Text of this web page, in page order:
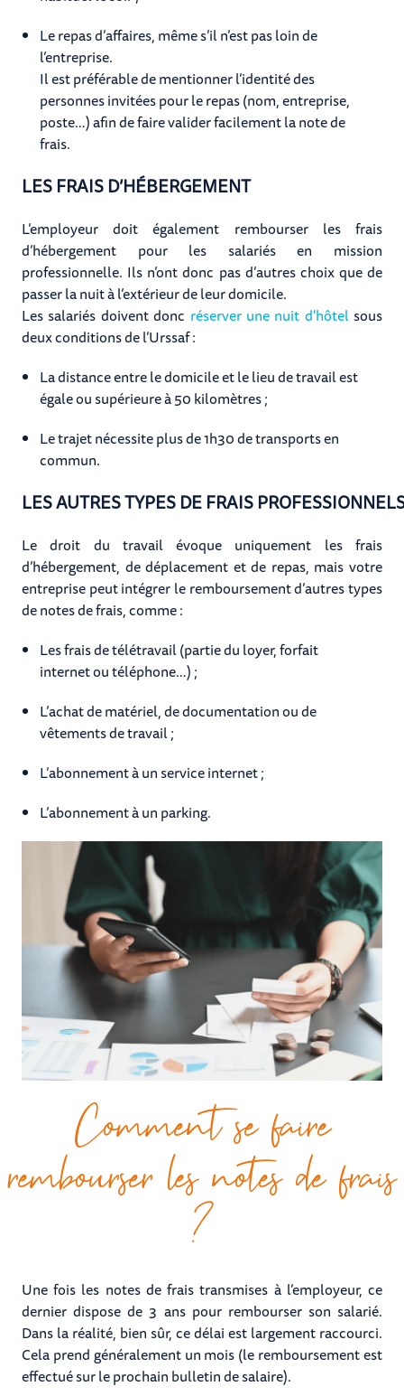
Le repas d’affaires, même s’il n’est pas loin de
l’entreprise.
Il est préférable de mentionner l’identité des
personnes invitées pour le repas (nom, entreprise,
poste…) afin de faire valider facilement la note de
frais.
LES FRAIS D’HÉBERGEMENT
L’employeur doit également rembourser les frais
d’hébergement pour les salariés en mission
professionnelle. Ils n’ont donc pas d’autres choix que de
passer la nuit à l’extérieur de leur domicile.
Les salariés doivent donc réserver une nuit d'hôtelsous
deux conditions de l’Urssaf :
La distance entre le domicile et le lieu de travail est
égale ou supérieure à 50 kilomètres ;
Le trajet nécessite plus de 1h30 de transports en
commun.
LES AUTRES TYPES DE FRAIS
Le droit du travail évoque uniquement les frais
d’hébergement, de déplacement et de repas, mais votre
entreprise peut intégrer le remboursement d’autres types
de notes de frais, comme :
Les frais de télétravail (partie du loyer, forfait
internet ou téléphone…) ;
L’achat de matériel, de documentation ou de
vêtements de travail ;
L’abonnement à un service internet ;
L’abonnement à un parking.
Comment se faire
rembourser les notes de frais
?
Une fois les notes de frais transmises à l’employeur, ce
dernier dispose de 3 ans pour rembourser son salarié.
Dans la réalité, bien sûr, ce délai est largement raccourci.
Cela prend généralement un mois (le remboursement est
effectué sur le prochain bulletin de salaire).